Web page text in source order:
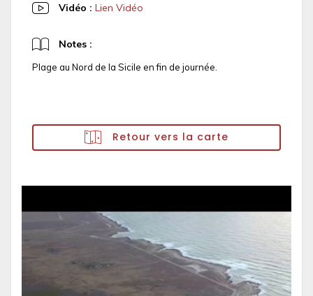
Vidéo : Lien Vidéo
Notes :
Plage au Nord de la Sicile en fin de journée.
Retour vers la carte